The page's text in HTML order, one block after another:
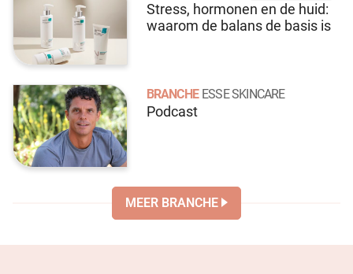
Stress, hormonen en de huid:
waarom de balans de basis is
BRANCHE ESSE SKINCARE
Podcast
MEER BRANCHE